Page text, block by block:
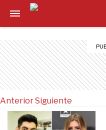
AnteriorSiguiente